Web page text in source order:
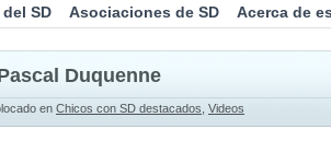
SD
Asociaciones de SD Acerca de
Duquenne
en Chicos con SD destacados Videos